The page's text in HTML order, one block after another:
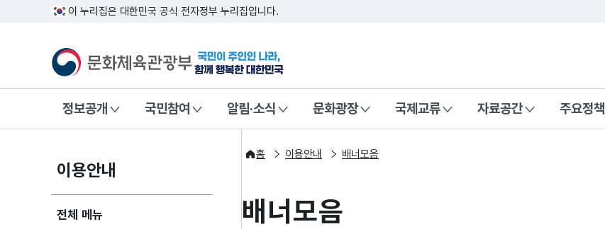
이 누리집은 대한민국 공식 전자정부 누리집입니다.
문화체육관광부국민이 주인인 나라, 함께 행복한 대한민국
정보공개 국민참여 알림·소식 문화광장 국제교류 자료공간 주요정책
이용안내
전체 메뉴
홈 이용안내 배너모음
배너모음